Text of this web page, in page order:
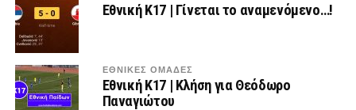
Εθνική Κ17 | Γίνεται το αναμενόμενο…!
ΕΘΝΙΚΕΣ ΟΜΑΔΕΣ
Εθνική Κ17 | Κλήση για Θεόδωρο
Παναγιώτου